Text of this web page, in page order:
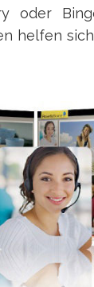
oder
helfen